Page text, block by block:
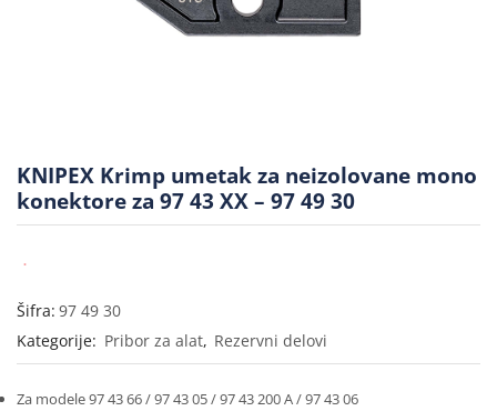
KNIPEX Krimp umetak za neizolovane mono
konektore za 97 43 XX – 97 49 30
Šifra: 97 49 30
Kategorije: Pribor za alat, Rezervni delovi
Za modele 97 43 66 / 97 43 05 / 97 43 200 A / 97 43 06